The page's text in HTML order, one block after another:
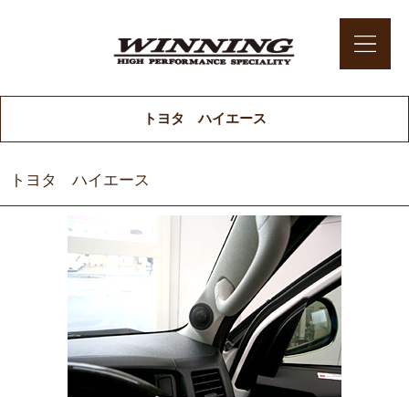
トヨタ ハイエース
トヨタ ハイエース